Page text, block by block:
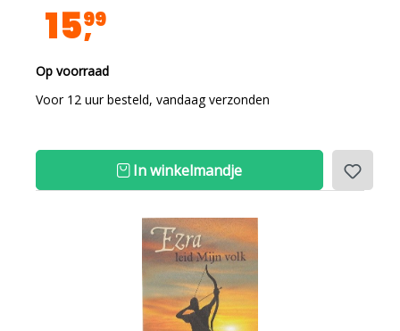
1599
Op voorraad
Voor 12 uur besteld, vandaag verzonden
In winkelmandje